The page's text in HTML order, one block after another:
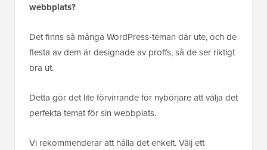
webbplats?
Det finns så många WordPress-teman där ute, och de
flesta av dem är designade av proffs, så de ser riktigt
bra ut.
Detta gör det lite förvirrande för nybörjare att välja det
perfekta temat för sin webbplats.
Vi rekommenderar att hålla det enkelt. Välj ett